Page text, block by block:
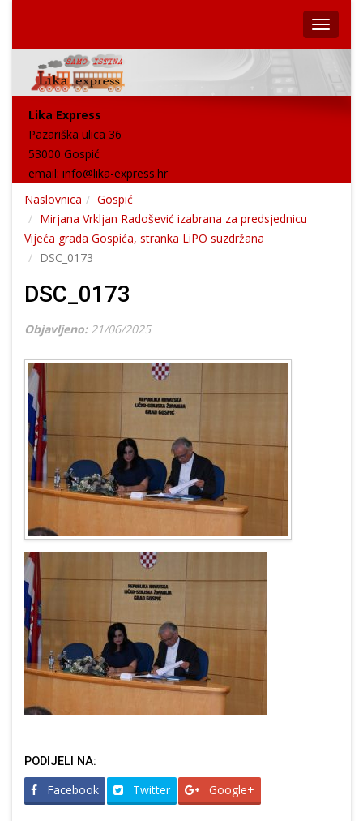
Lika Express
Pazariška ulica 36
53000 Gospić
email: info@lika-express.hr
Naslovnica
Gospić
Mirjana Vrkljan Radošević izabrana za predsjednicu
Vijeća grada Gospića, stranka LiPO suzdržana
DSC_0173
DSC_0173
Objavljeno: 21/06/2025
PODIJELI NA:
Facebook Twitter Google+